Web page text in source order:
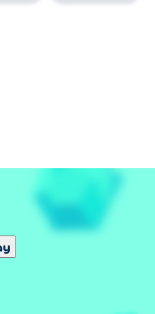
młotem. Shin jego główną
zadaje obrażenia i
Oprócz tego ma
w której może rzucić
Echo jego główną
który zadaje
wroga. Oprócz tego ma